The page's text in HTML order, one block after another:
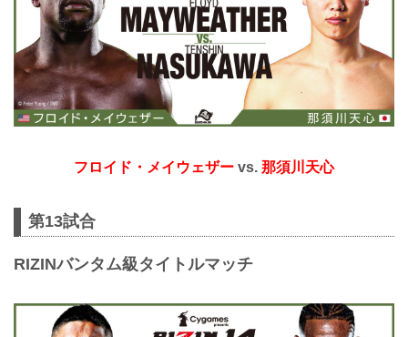
フロイド・メイウェザー vs. 那須川天心
第13試合
RIZINバンタム級タイトルマッチ